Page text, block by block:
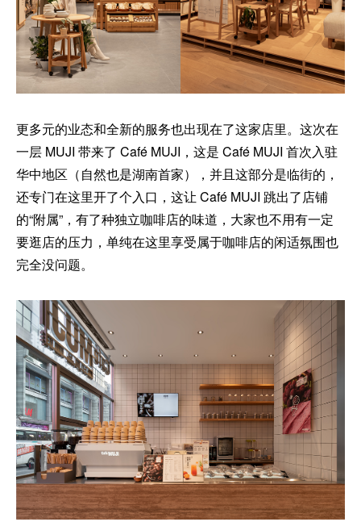
更多元的业态和全新的服务也出现在了这家店里。这次在
一层 MUJI 带来了 Café MUJI，这是 Café MUJI 首次入驻
华中地区（自然也是湖南首家），并且这部分是临街的，
还专门在这里开了个入口，这让 Café MUJI 跳出了店铺
的“附属”，有了种独立咖啡店的味道，大家也不用有一定
要逛店的压力，单纯在这里享受属于咖啡店的闲适氛围也
完全没问题。